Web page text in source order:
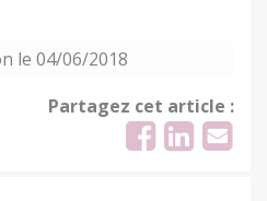
le 04/06/2018
Partagez cet article :